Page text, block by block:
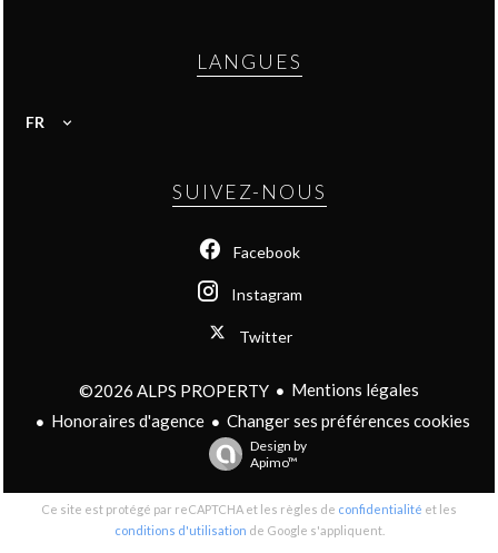
LANGUES
FR
SUIVEZ-NOUS
Facebook
Instagram
Twitter
©2026 ALPS PROPERTY
Mentions légales
Honoraires d'agence
Changer ses préférences cookies
Design by
Apimo™
Ce site est protégé par reCAPTCHA et les règles de confidentialité et les
conditions d'utilisation de Google s'appliquent.